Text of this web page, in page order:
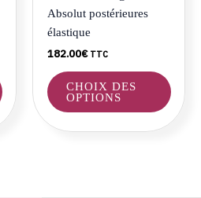
produit
Absolut postérieures
élastique
182.00€ TTC
CHOIX DES
OPTIONS